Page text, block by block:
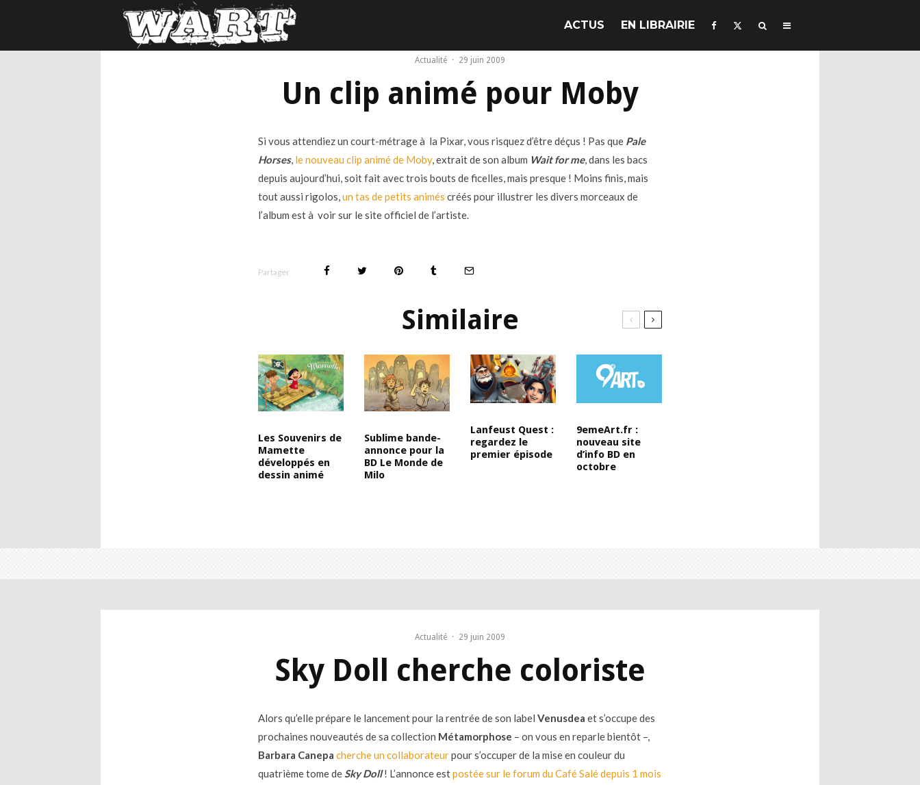
ACTUS EN LIBRAIRIE
Actualité · 29 juin 2009
Un clip animé pour Moby
Si vous attendiez un court-métrage à la Pixar, vous risquez d’être déçus ! Pas que Pale
Horses, le nouveau clip animé de Moby, extrait de son album Wait for me, dans les bacs
depuis aujourd’hui, soit fait avec trois bouts de ficelles, mais presque ! Moins finis, mais
tout aussi rigolos,un tas de petits animés créés pour illustrer les divers morceaux de
l’album est à voir sur le site officiel de l’artiste.
Partager
Similaire
Les Souvenirs de
Mamette
développés en
dessin animé
Sublime bande-
annonce pour la
BD Le Monde de
Milo
Lanfeust Quest :
regardez le
premier épisode
9emeArt.fr :
nouveau site
d’info BD en
octobre
Actualité · 29 juin 2009
Sky Doll cherche coloriste
Alors qu’elle prépare le lancement pour la rentrée de son label Venusdea et s’occupe des
prochaines nouveautés de sa collection Métamorphose – on vous en reparle bientôt –,
Barbara Canepa cherche un collaborateurpour s’occuper de la mise en couleur du
quatrième tome deSky Doll! L’annonce estpostée sur le forum du Café Salé depuis 1 mois